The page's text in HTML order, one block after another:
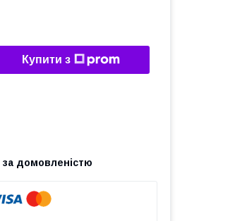
Купити з
за домовленістю